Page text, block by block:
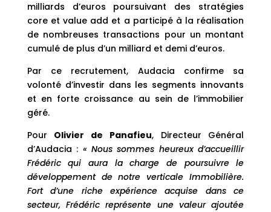
milliards d’euros poursuivant des stratégies
core et value add et a participé à la réalisation
de nombreuses transactions pour un montant
cumulé de plus d’un milliard et demi d’euros.
Par ce recrutement, Audacia confirme sa
volonté d’investir dans les segments innovants
et en forte croissance au sein de l’immobilier
géré.
Pour Olivier de Panafieu, Directeur Général
d’Audacia : « Nous sommes heureux d’accueillir
Frédéric qui aura la charge de poursuivre le
développement de notre verticale Immobilière.
Fort d’une riche expérience acquise dans ce
secteur, Frédéric représente une valeur ajoutée